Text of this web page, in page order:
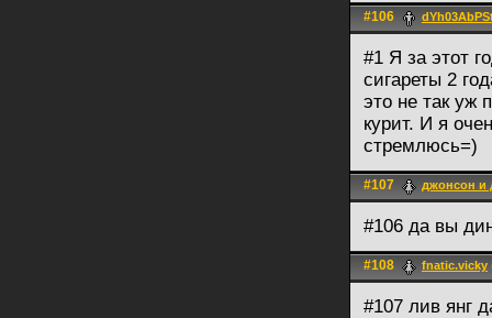
#106
#1 Я за этот
сигареты 2
это не так уж
курит. И я
стремлюсь=)
#107 джонсон и
#106 да вы
#108 fnatic.vicky
#107 лив янг